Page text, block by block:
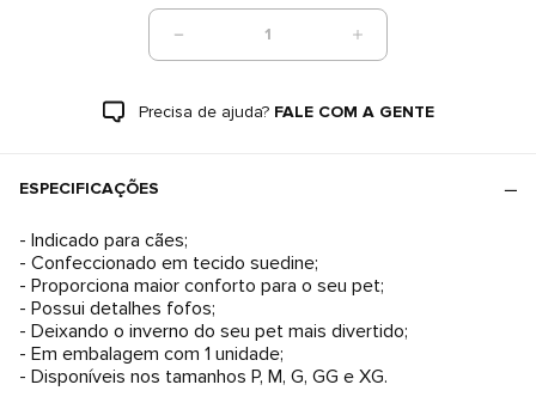
1
Precisa de ajuda? FALE COM A GENTE
ESPECIFICAÇÕES
- Indicado para cães;
- Confeccionado em tecido suedine;
- Proporciona maior conforto para o seu pet;
- Possui detalhes fofos;
- Deixando o inverno do seu pet mais divertido;
- Em embalagem com 1 unidade;
- Disponíveis nos tamanhos P, M, G, GG e XG.